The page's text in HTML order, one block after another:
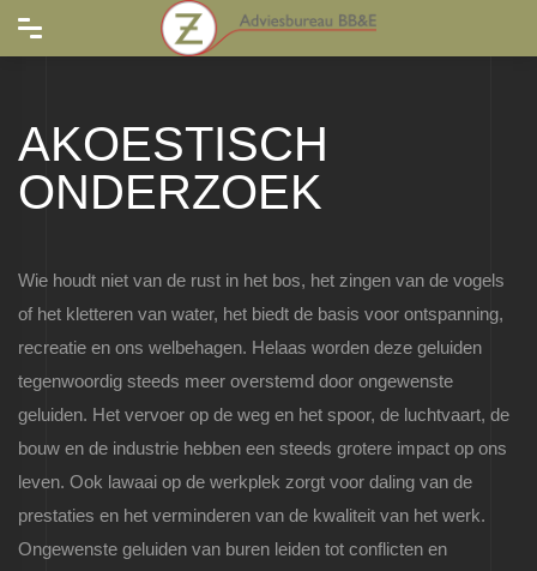
AKOESTISCH
ONDERZOEK
Wie houdt niet van de rust in het bos, het zingen van de vogels
of het kletteren van water, het biedt de basis voor ontspanning,
recreatie en ons welbehagen. Helaas worden deze geluiden
tegenwoordig steeds meer overstemd door ongewenste
geluiden. Het vervoer op de weg en het spoor, de luchtvaart, de
bouw en de industrie hebben een steeds grotere impact op ons
leven. Ook lawaai op de werkplek zorgt voor daling van de
prestaties en het verminderen van de kwaliteit van het werk.
Ongewenste geluiden van buren leiden tot conflicten en